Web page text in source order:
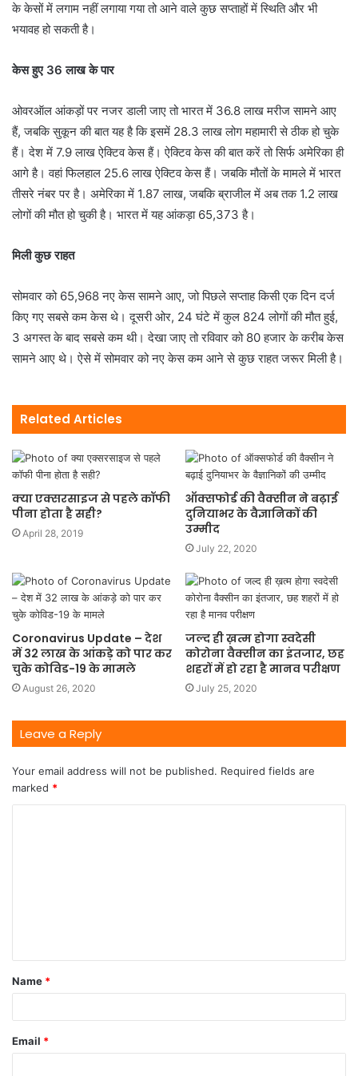
के केसों में लगाम नहीं लगाया गया तो आने वाले कुछ सप्ताहों में स्थिति और भी
भयावह हो सकती है।
केस हुए 36 लाख के पार
ओवरऑल आंकड़ों पर नजर डाली जाए तो भारत में 36.8 लाख मरीज सामने आए
हैं, जबकि सुकून की बात यह है कि इसमें 28.3 लाख लोग महामारी से ठीक हो चुके
हैं। देश में 7.9 लाख ऐक्टिव केस हैं। ऐक्टिव केस की बात करें तो सिर्फ अमेरिका ही
आगे है। वहां फिलहाल 25.6 लाख ऐक्टिव केस हैं। जबकि मौतों के मामले में भारत
तीसरे नंबर पर है। अमेरिका में 1.87 लाख, जबकि ब्राजील में अब तक 1.2 लाख
लोगों की मौत हो चुकी है। भारत में यह आंकड़ा 65,373 है।
मिली कुछ राहत
सोमवार को 65,968 नए केस सामने आए, जो पिछले सप्ताह किसी एक दिन दर्ज
किए गए सबसे कम केस थे। दूसरी ओर, 24 घंटे में कुल 824 लोगों की मौत हुई,
3 अगस्त के बाद सबसे कम थी। देखा जाए तो रविवार को 80 हजार के करीब केस
सामने आए थे। ऐसे में सोमवार को नए केस कम आने से कुछ राहत जरूर मिली है।
Related Articles
क्या एक्सरसाइज से पहले कॉफी
पीना होता है सही?
April 28, 2019
ऑक्सफोर्ड की वैक्सीन ने बढ़ाई
दुनियाभर के वैज्ञानिकों की
उम्मीद
July 22, 2020
Coronavirus Update – देश
में 32 लाख के आंकड़े को पार कर
चुके कोविड-19 के मामले
August 26, 2020
जल्द ही ख़त्म होगा स्वदेसी
कोरोना वैक्सीन का इंतजार, छह
शहरों में हो रहा है मानव परीक्षण
July 25, 2020
Leave a Reply
Your email address will not be published. Required fields are
marked *
Name *
Email *